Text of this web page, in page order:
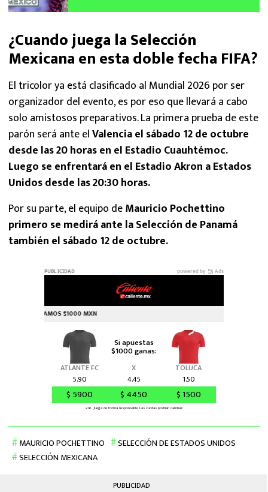
¿Cuando juega la Selección
Mexicana en esta doble fecha FIFA?
El tricolor ya está clasificado al Mundial 2026 por ser
organizador del evento, es por eso que llevará a cabo
solo amistosos preparativos. La primera prueba de este
parón será ante elValencia el sábado 12 de octubre
desde las 20 horas en el Estadio Cuauhtémoc.
Luego se enfrentará en el Estadio Akron a Estados
Unidos desde las 20:30 horas.
Por su parte, el equipo deMauricio Pochettino
primero se medirá ante la Selección de Panamá
también el sábado 12 de octubre.
MAURICIO POCHETTINO
SELECCIÓN DE ESTADOS UNIDOS
SELECCIÓN MEXICANA
PUBLICIDAD